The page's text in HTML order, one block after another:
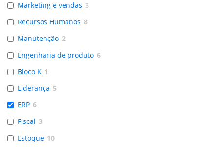
Marketing e vendas 3
Recursos Humanos 8
Manutenção 2
Engenharia de produto 6
Bloco K 1
Liderança 5
ERP 6
Fiscal 3
Estoque 10